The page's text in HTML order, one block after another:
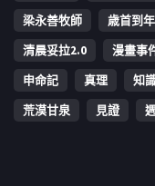
梁永善牧師
歳首到
清晨妥拉2.0
漫畫事
申命記
真理 知
荒漠甘泉
見證